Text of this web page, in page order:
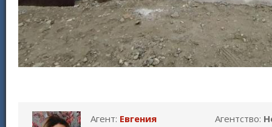
Агент: Евгения
Агентство: